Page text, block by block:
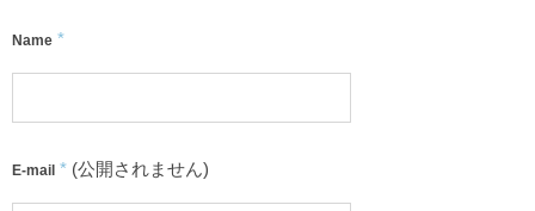
Name *
E-mail * (公開されません)